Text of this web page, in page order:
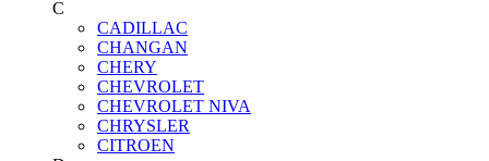
C
CADILLAC
CHANGAN
CHERY
CHEVROLET
CHEVROLET NIVA
CHRYSLER
CITROEN